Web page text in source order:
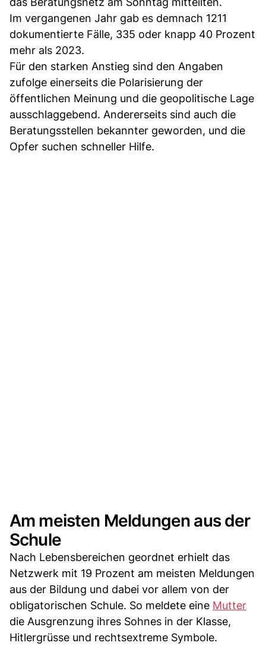
Im vergangenen Jahr gab es demnach 1211
dokumentierte Fälle, 335 oder knapp 40 Prozent
mehr als 2023.
Für den starken Anstieg sind den Angaben
zufolge einerseits die Polarisierung der
öffentlichen Meinung und die geopolitische Lage
ausschlaggebend. Andererseits sind auch die
Beratungsstellen bekannter geworden, und die
Opfer suchen schneller Hilfe.
Am meisten Meldungen aus der
Schule
Nach Lebensbereichen geordnet erhielt das
Netzwerk mit 19 Prozent am meisten Meldungen
aus der Bildung und dabei vor allem von der
obligatorischen Schule. So meldete eine Mutter
die Ausgrenzung ihres Sohnes in der Klasse,
Hitlergrüsse und rechtsextreme Symbole.